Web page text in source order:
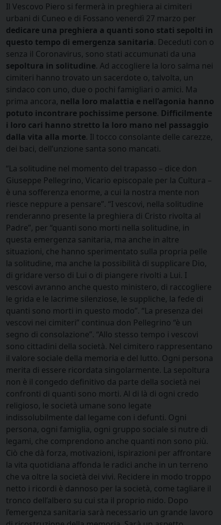
Il Vescovo Piero si fermerà in preghiera ai cimiteri
urbani di Cuneo e di Fossano venerdì 27 marzo per
dedicare una preghiera a quanti sono stati sepolti in
questo tempo di emergenza sanitaria. Deceduti con o
senza il Coronavirus, sono stati accumunati da una
sepoltura in solitudine. Ad accogliere la loro salma nei
cimiteri hanno trovato un sacerdote o, talvolta, un
sindaco con uno, due o pochi famigliari o amici. Ma
prima ancora, nella loro malattia e nell’agonia hanno
potuto incontrare pochissime persone. Difficilmente
i loro cari hanno stretto la loro mano nel passaggio
dalla vita alla morte. Il tocco consolante delle carezze,
dei baci, dell’unzione santa sono mancati.
“La solitudine nel momento del trapasso – dice don
Giuseppe Pellegrino, Vicario episcopale per la Cultura –
è una sofferenza enorme, a cui la nostra mente non
riesce neppure a pensare”. “I vescovi, nella solitudine
renderanno presente la preghiera di Cristo rivolta al
Padre”, per “quanti sono morti nella solitudine, in
questa emergenza sanitaria, ma anche in altre
situazioni, che hanno sperimentato sulla propria pelle
la solitudine, ma anche la possibilità di supplicare Dio,
di gridare verso di Lui o di piangere rivolti a Lui. I
vescovi avranno anche questo ministero, di raccogliere
le grida e le lacrime silenziose, le suppliche, la fede di
quanti sono morti in questo modo”. “La presenza dei
vescovi nei cimiteri” continua don Pellegrino “è un
segno di consolazione”. “Allo stesso tempo i vescovi
sono cittadini della società. Nel cimitero rappresentano
il valore sociale della memoria e del lutto. Ogni persona
merita di essere ricordata singolarmente. La sepoltura
non è il congedo definitivo da parte della società nei
confronti di quanti sono morti. Al di là di ogni credo
religioso, le società umane sono legate
indissolubilmente dal legame con i defunti. Ogni
persona, ogni famiglia, ogni gruppo sociale si nutre di
legami, che comprendono anche quanti non sono più.
Ciò che dà forza, motivazioni, ispirazioni per affrontare
la vita quotidiana affonda le radici anche in un terreno
che va oltre la società dei vivi. Recidere in modo troppo
netto i ricordi è dannoso per la società, come tagliare il
tronco dell’albero su cui sta il proprio nido. Dopo
l’emergenza sanitaria sarà necessario un grande lavoro